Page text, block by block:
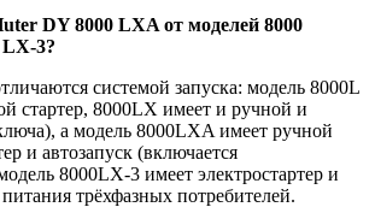
DY 8000 LXA от моделей 8000
LX-3?
системой запуска: модель 8000L
стартер, 8000LX имеет и ручной и
ключа), а модель 8000LXA имеет ручной
и автозапуск (включается
8000LX-3 имеет электростартер и
питания трёхфазных потребителей.